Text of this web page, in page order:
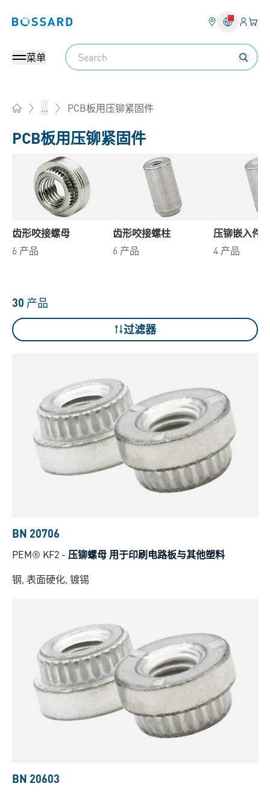
Bossard homepage 登入
您
菜单
Search
... PCB板用压铆紧固件
PCB板用压铆紧固件
齿形咬接螺母
6 产品
齿形咬接螺柱
6 产品
压铆嵌入件
4 产品
30 产品
过滤器
BN 20706
PEM® KF2 - 压铆螺母 用于印刷电路板与其他塑料
钢, 表面硬化, 镀锡
BN 20603